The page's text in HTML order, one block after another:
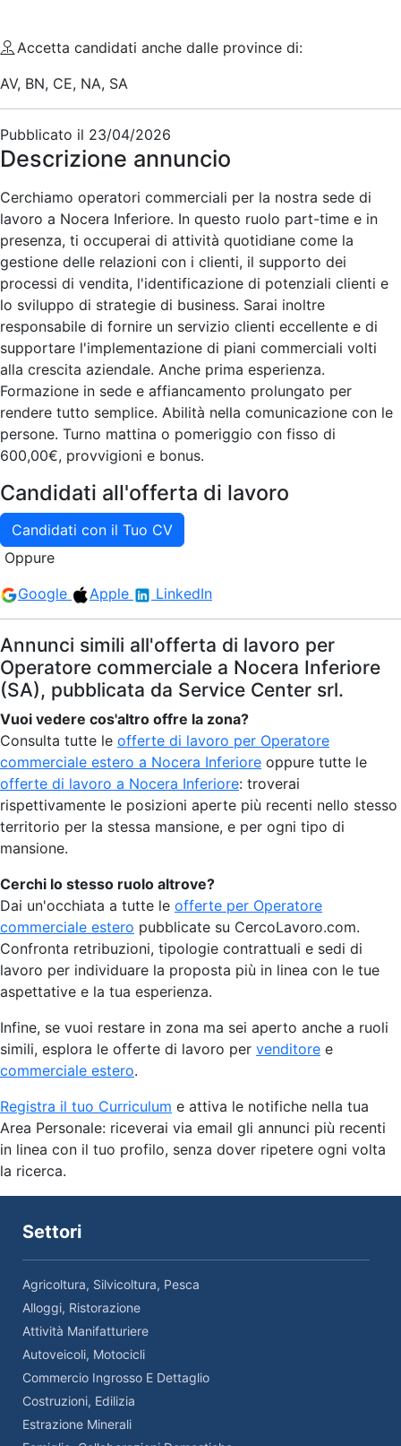
Accetta candidati anche dalle province di:
AV, BN, CE, NA, SA
Pubblicato il 23/04/2026
Descrizione annuncio
Cerchiamo operatori commerciali per la nostra sede di
lavoro a Nocera Inferiore. In questo ruolo part-time e in
presenza, ti occuperai di attività quotidiane come la
gestione delle relazioni con i clienti, il supporto dei
processi di vendita, l'identificazione di potenziali clienti e
lo sviluppo di strategie di business. Sarai inoltre
responsabile di fornire un servizio clienti eccellente e di
supportare l'implementazione di piani commerciali volti
alla crescita aziendale. Anche prima esperienza.
Formazione in sede e affiancamento prolungato per
rendere tutto semplice. Abilità nella comunicazione con le
persone. Turno mattina o pomeriggio con fisso di
600,00€, provvigioni e bonus.
Candidati all'offerta di lavoro
Candidati con il Tuo CV
Oppure
Google
Apple LinkedIn
Annunci simili all'offerta di lavoro per
Operatore commerciale a Nocera Inferiore
(SA), pubblicata da Service Center srl.
Vuoi vedere cos'altro offre la zona?
Consulta tutte le offerte di lavoro per Operatore
commerciale estero a Nocera Inferiore oppure tutte le
offerte di lavoro a Nocera Inferiore: troverai
rispettivamente le posizioni aperte più recenti nello stesso
territorio per la stessa mansione, e per ogni tipo di
mansione.
Cerchi lo stesso ruolo altrove?
Dai un'occhiata a tutte le offerte per Operatore
commerciale estero pubblicate su CercoLavoro.com.
Confronta retribuzioni, tipologie contrattuali e sedi di
lavoro per individuare la proposta più in linea con le tue
aspettative e la tua esperienza.
Infine, se vuoi restare in zona ma sei aperto anche a ruoli
simili, esplora le offerte di lavoro per venditore e
commerciale estero.
Registra il tuo Curriculum e attiva le notifiche nella tua
Area Personale: riceverai via email gli annunci più recenti
in linea con il tuo profilo, senza dover ripetere ogni volta
la ricerca.
Settori
Agricoltura, Silvicoltura, Pesca
Alloggi, Ristorazione
Attività Manifatturiere
Autoveicoli, Motocicli
Commercio Ingrosso E Dettaglio
Costruzioni, Edilizia
Estrazione Minerali